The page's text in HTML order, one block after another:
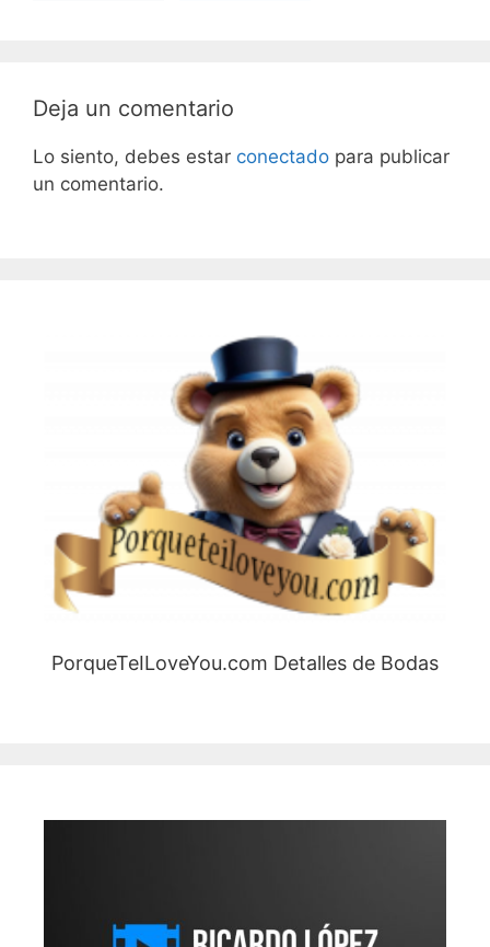
Deja un comentario
Lo siento, debes estar conectado para publicar
un comentario.
PorqueTeILoveYou.com Detalles de Bodas